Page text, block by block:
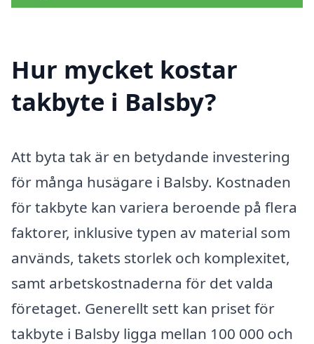
Hur mycket kostar
takbyte i Balsby?
Att byta tak är en betydande investering
för många husägare i Balsby. Kostnaden
för takbyte kan variera beroende på flera
faktorer, inklusive typen av material som
används, takets storlek och komplexitet,
samt arbetskostnaderna för det valda
företaget. Generellt sett kan priset för
takbyte i Balsby ligga mellan 100 000 och